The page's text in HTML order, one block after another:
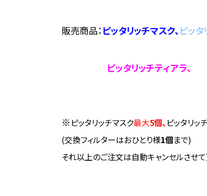
販売商品：ピッタリッチマスク、ピッタ
ピッタリッチティアラ、
※ ピッタリッチマスク最大5個、 ピッタリッ
(交換フィルターはおひとり様1個まで)
それ以上のご注文は自動キャンセルさせて